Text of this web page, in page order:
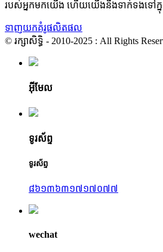
របស់អ្នកមកយើង ហើយយើងនឹងទាក់ទងទៅក្
ទាញយកគំរូផលិតផល
© រក្សាសិទ្ធិ - 2010-2025 : All Rights
អ៊ីមែល
ទូរស័ព្ទ
ទូរស័ព្ទ
៨៦១៣៦៣១៧១៧០៧៧
wechat